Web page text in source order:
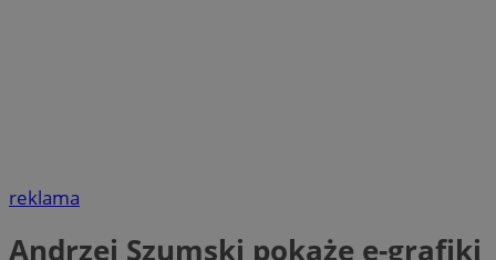
reklama
Andrzej Szumski pokaże e-grafiki